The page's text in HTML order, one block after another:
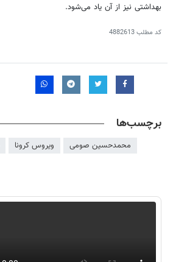
بهداشتی نیز از آن یاد می‌شود.
کد مطلب4882613
برچسب‌ها
محمدحسین صومی ویروس کرونا